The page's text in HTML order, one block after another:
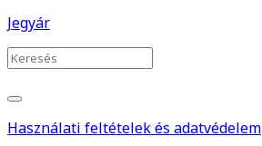
Jegyár
Használati feltételek és adatvédelem